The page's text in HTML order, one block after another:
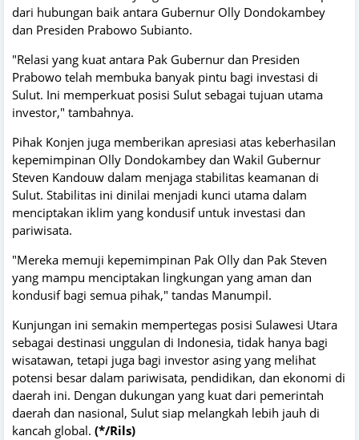
dari hubungan baik antara Gubernur Olly Dondokambey
dan Presiden Prabowo Subianto.
"Relasi yang kuat antara Pak Gubernur dan Presiden
Prabowo telah membuka banyak pintu bagi investasi di
Sulut. Ini memperkuat posisi Sulut sebagai tujuan utama
investor," tambahnya.
Pihak Konjen juga memberikan apresiasi atas keberhasilan
kepemimpinan Olly Dondokambey dan Wakil Gubernur
Steven Kandouw dalam menjaga stabilitas keamanan di
Sulut. Stabilitas ini dinilai menjadi kunci utama dalam
menciptakan iklim yang kondusif untuk investasi dan
pariwisata.
"Mereka memuji kepemimpinan Pak Olly dan Pak Steven
yang mampu menciptakan lingkungan yang aman dan
kondusif bagi semua pihak," tandas Manumpil.
Kunjungan ini semakin mempertegas posisi Sulawesi Utara
sebagai destinasi unggulan di Indonesia, tidak hanya bagi
wisatawan, tetapi juga bagi investor asing yang melihat
potensi besar dalam pariwisata, pendidikan, dan ekonomi di
daerah ini. Dengan dukungan yang kuat dari pemerintah
daerah dan nasional, Sulut siap melangkah lebih jauh di
kancah global. (*/Rils)